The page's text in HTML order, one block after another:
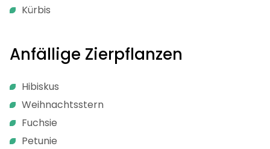
Kürbis
Anfällige Zierpflanzen
Hibiskus
Weihnachtsstern
Fuchsie
Petunie